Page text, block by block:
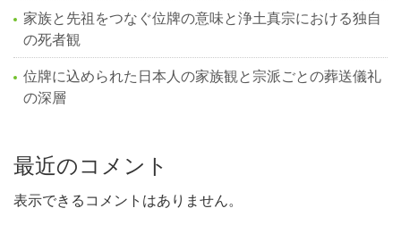
家族と先祖をつなぐ位牌の意味と浄土真宗における独自
の死者観
位牌に込められた日本人の家族観と宗派ごとの葬送儀礼
の深層
最近のコメント
表示できるコメントはありません。